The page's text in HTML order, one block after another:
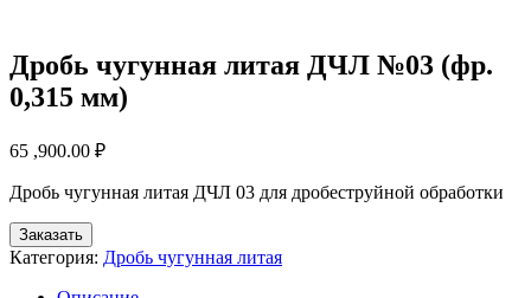
Дробь чугунная литая ДЧЛ №03 (фр.
0,315 мм)
65 ,900.00 ₽
Дробь чугунная литая ДЧЛ 03 для дробеструйной обработки
Заказать
Категория: Дробь чугунная литая